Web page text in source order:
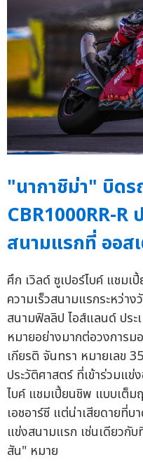
"นากาชิม่า" บิด
CBR1000RR-R
สนามแรกที่ ออส
ศึก เวิลด์ ซูเปอร์ไบค์ แชม
ความเร็วสนามแรกระหว่
สนามฟิลลิป ไอส์แลนด์ ประ
หมายอย่างมากต่อวงการม
เกียรติ จันทรา หมายเลข
ประวัติศาสตร์ ที่เข้าร่วมแข่
ไบค์ แชมเปี้ยนชิพ แบบเต็ม
เอชอาร์ซี แต่น่าเสียดายที่
แข่งสนามแรก เช่นเดียวกั
สัน" หมาย